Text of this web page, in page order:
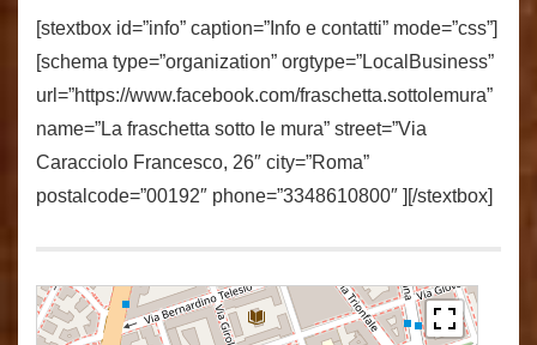
[stextbox id=”info” caption=”Info e contatti” mode=”css”]
[schema type=”organization” orgtype=”LocalBusiness”
url=”https://www.facebook.com/fraschetta.sottolemura”
name=”La fraschetta sotto le mura” street=”Via
Caracciolo Francesco, 26″ city=”Roma”
postalcode=”00192″ phone=”3348610800″ ][/stextbox]